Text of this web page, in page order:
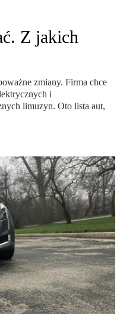
Z jakich
zmiany. Firma chce
i
limuzyn. Oto lista aut,